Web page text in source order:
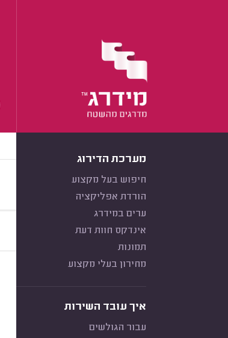
מערכת הדירוג
חיפוש בעל מקצוע
הורדת אפליקציה
ערים במידרג
אינדקס חוות דעת
תמונות
מחירון בעלי מקצוע
איך עובד השירות
עבור הגולשים